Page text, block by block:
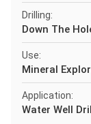
Drilling:
Down The
Use:
Mineral
Application:
Water Well